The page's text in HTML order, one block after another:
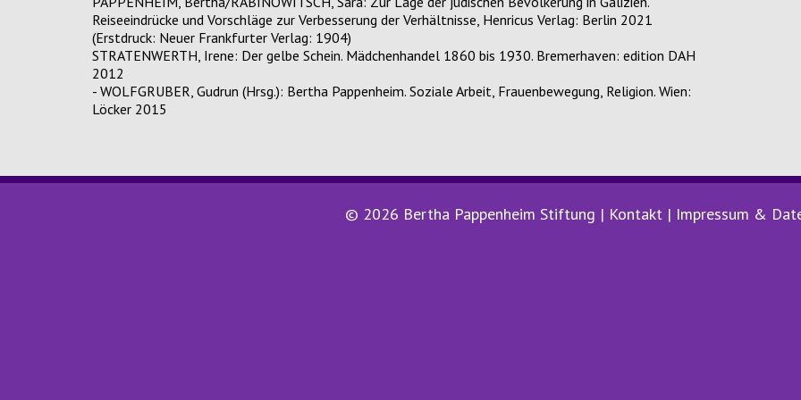
Reiseeindrücke und Vorschläge zur Verbesserung der Verhältnisse, Henricus Verlag: Berlin 2021
(Erstdruck: Neuer Frankfurter Verlag: 1904)
STRATENWERTH, Irene: Der gelbe Schein. Mädchenhandel 1860 bis 1930. Bremerhaven: edition DAH
2012
- WOLFGRUBER, Gudrun (Hrsg.): Bertha Pappenheim. Soziale Arbeit, Frauenbewegung, Religion. Wien:
Löcker 2015
© 2026 Bertha Pappenheim Stiftung | Kontakt | Impressum &